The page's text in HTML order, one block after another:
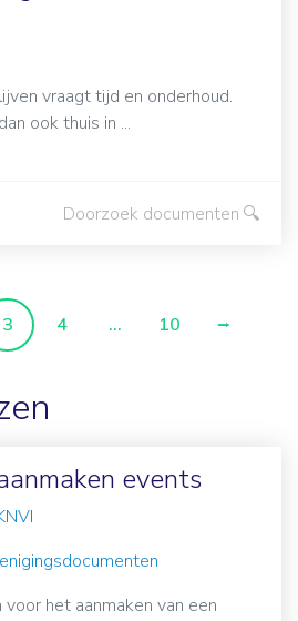
vraagt tijd en onderhoud.
ook thuis in ...
Doorzoek documenten
3 4 ... 10
events
het aanmaken van een